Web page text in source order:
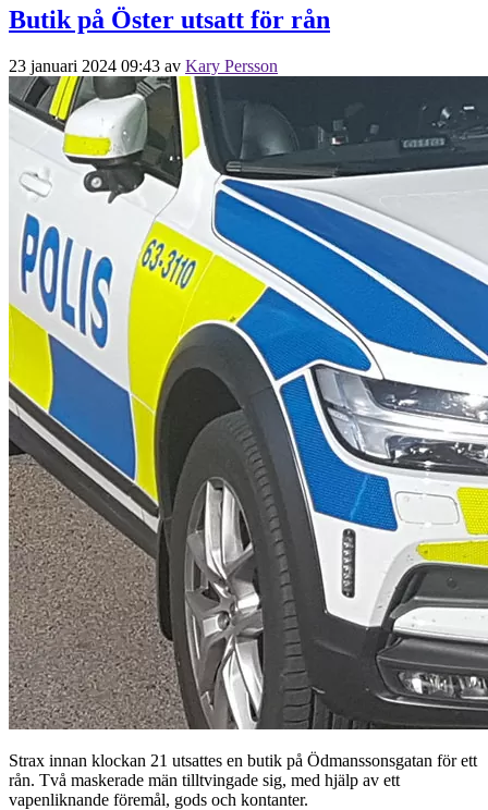
Butik på Öster utsatt för rån
23 januari 2024 09:43 av Kary Persson
Strax innan klockan 21 utsattes en butik på Ödmanssonsgatan för ett
rån. Två maskerade män tilltvingade sig, med hjälp av ett
vapenliknande föremål, gods och kontanter.